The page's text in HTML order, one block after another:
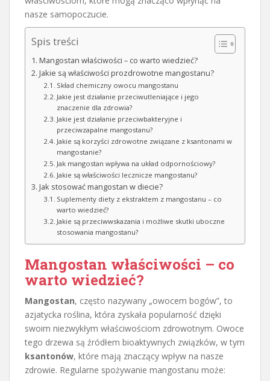
nasze samopoczucie.
Spis treści
Mangostan właściwości – co warto wiedzieć?
Jakie są właściwości prozdrowotne mangostanu?
Skład chemiczny owocu mangostanu
Jakie jest działanie przeciwutleniające i jego
znaczenie dla zdrowia?
Jakie jest działanie przeciwbakteryjne i
przeciwzapalne mangostanu?
Jakie są korzyści zdrowotne związane z ksantonami w
mangostanie?
Jak mangostan wpływa na układ odpornościowy?
Jakie są właściwości lecznicze mangostanu?
Jak stosować mangostan w diecie?
Suplementy diety z ekstraktem z mangostanu – co
warto wiedzieć?
Jakie są przeciwwskazania i możliwe skutki uboczne
stosowania mangostanu?
Mangostan właściwości – co
warto wiedzieć?
Mangostan, często nazywany „owocem bogów”, to
azjatycka roślina, która zyskała popularność dzięki
swoim niezwykłym właściwościom zdrowotnym. Owoce
tego drzewa są źródłem bioaktywnych związków, w tym
ksantonów, które mają znaczący wpływ na nasze
zdrowie. Regularne spożywanie mangostanu może: